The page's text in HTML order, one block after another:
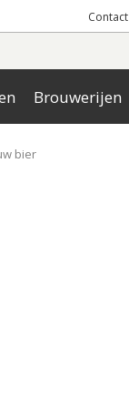
Contact
Brouwerijen
bier